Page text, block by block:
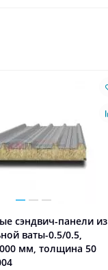
сэндвич-панели из
ваты-0.5/0.5,
мм, толщина 50